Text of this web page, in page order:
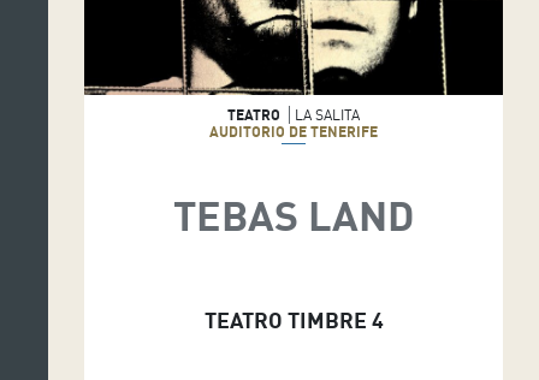
TEATRO
LA SALITA
AUDITORIO DE TENERIFE
TEBAS LAND
TEATRO TIMBRE 4